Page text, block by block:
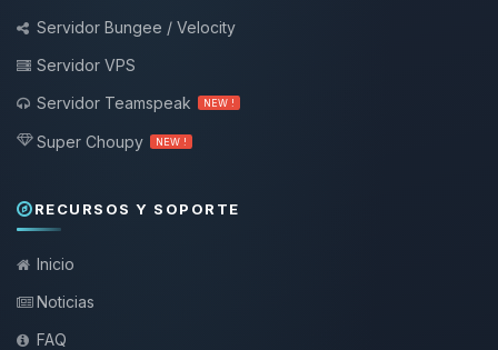
Servidor Bungee / Velocity
Servidor VPS
Servidor Teamspeak
NEW !
Super Choupy NEW !
RECURSOS Y SOPORTE
Inicio
Noticias
FAQ